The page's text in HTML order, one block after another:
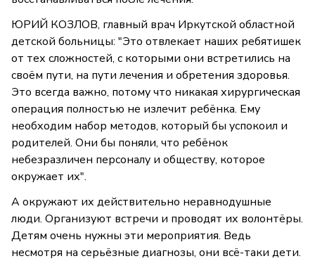
ЮРИЙ КОЗЛОВ, главный врач Иркутской областной
детской больницы: "Это отвлекает наших ребятишек
от тех сложностей, с которыми они встретились на
своём пути, на пути лечения и обретения здоровья.
Это всегда важно, потому что никакая хирургическая
операция полностью не излечит ребёнка. Ему
необходим набор методов, который бы успокоил и
родителей. Они бы поняли, что ребёнок
небезразличен персоналу и обществу, которое
окружает их".
А окружают их действительно неравнодушные
люди. Организуют встречи и проводят их волонтёры.
Детям очень нужны эти мероприятия. Ведь
несмотря на серьёзные диагнозы, они всё-таки дети.